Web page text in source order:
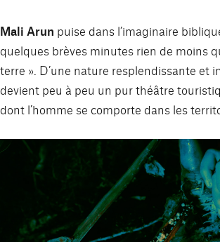
Mali Arun puise dans l’imaginaire
quelques brèves minutes rien de moins
terre ». D’une nature resplendissante et
devient peu à peu un pur théâtre
dont l’homme se comporte dans les